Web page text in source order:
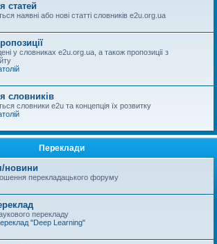
статей
наявні або нові статті словників e2u.org.ua
у словниках e2u.org.ua, а також пропозиції з
словників
словники e2u та концепція їх розвитку
Переклади
новини
перекладацького форуму
перекладу
"Deep Learning"